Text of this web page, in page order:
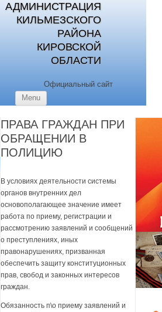
АДМИНИСТРАЦИЯ
КИЛЬМЕЗСКОГО
РАЙОНА
КИРОВСКОЙ
ОБЛАСТИ
Официальный сайт
Menu
ПРАВА ГРАЖДАН ПРИ
ОБРАЩЕНИИ В
ПОЛИЦИЮ
В условиях деятельности системы
органов внутренних дел
основополагающее значение имеет
работа по приему, регистрации и
рассмотрению заявлений и сообщений
о преступлениях, иных
правонарушениях, призванная
обеспечить защиту конституционных
прав, свобод и законных интересов
граждан.
Обязанность п\о приему заявлений и